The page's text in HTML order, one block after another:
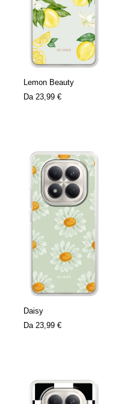
Lemon Beauty
Da 23,99 €
Daisy
Da 23,99 €